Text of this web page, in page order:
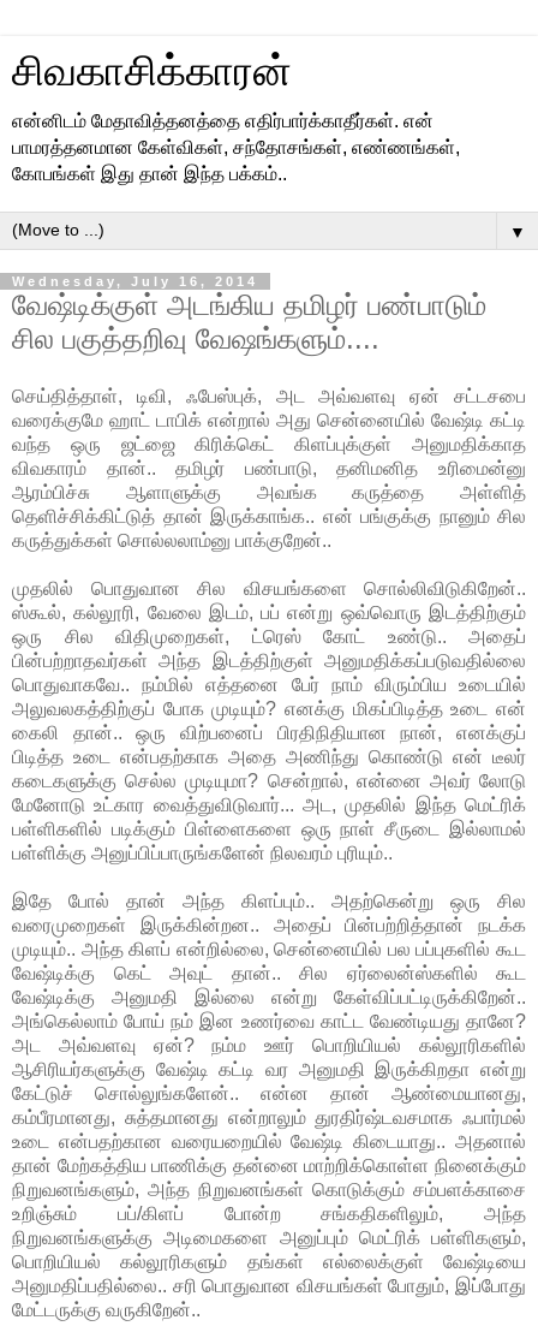
சிவகாசிக்காரன்
என்னிடம் மேதாவித்தனத்தை எதிர்பார்க்காதீர்கள். என்
பாமரத்தனமான கேள்விகள், சந்தோசங்கள், எண்ணங்கள்,
கோபங்கள் இது தான் இந்த பக்கம்..
▼
Wednesday, July 16, 2014
வேஷ்டிக்குள் அடங்கிய தமிழர் பண்பாடும்
சில பகுத்தறிவு வேஷங்களும்....
செய்தித்தாள், டிவி, ஃபேஸ்புக், அட அவ்வளவு ஏன் சட்டசபை
வரைக்குமே ஹாட் டாபிக் என்றால் அது சென்னையில் வேஷ்டி கட்டி
வந்த ஒரு ஜட்ஜை கிரிக்கெட் கிளப்புக்குள் அனுமதிக்காத
விவகாரம் தான்.. தமிழர் பண்பாடு, தனிமனித உரிமைன்னு
ஆரம்பிச்சு ஆளாளுக்கு அவங்க கருத்தை அள்ளித்
தெளிச்சிக்கிட்டுத் தான் இருக்காங்க.. என் பங்குக்கு நானும் சில
கருத்துக்கள் சொல்லலாம்னு பாக்குறேன்..
முதலில் பொதுவான சில விசயங்களை சொல்லிவிடுகிறேன்..
ஸ்கூல், கல்லூரி, வேலை இடம், பப் என்று ஒவ்வொரு இடத்திற்கும்
ஒரு சில விதிமுறைகள், ட்ரெஸ் கோட் உண்டு.. அதைப்
பின்பற்றாதவர்கள் அந்த இடத்திற்குள் அனுமதிக்கப்படுவதில்லை
பொதுவாகவே.. நம்மில் எத்தனை பேர் நாம் விரும்பிய உடையில்
அலுவலகத்திற்குப் போக முடியும்? எனக்கு மிகப்பிடித்த உடை என்
கைலி தான்.. ஒரு விற்பனைப் பிரதிநிதியான நான், எனக்குப்
பிடித்த உடை என்பதற்காக அதை அணிந்து கொண்டு என் டீலர்
கடைகளுக்கு செல்ல முடியுமா? சென்றால், என்னை அவர் லோடு
மேனோடு உட்கார வைத்துவிடுவார்... அட, முதலில் இந்த மெட்ரிக்
பள்ளிகளில் படிக்கும் பிள்ளைகளை ஒரு நாள் சீருடை இல்லாமல்
பள்ளிக்கு அனுப்பிப்பாருங்களேன் நிலவரம் புரியும்..
இதே போல் தான் அந்த கிளப்பும்.. அதற்கென்று ஒரு சில
வரைமுறைகள் இருக்கின்றன.. அதைப் பின்பற்றித்தான் நடக்க
முடியும்.. அந்த கிளப் என்றில்லை, சென்னையில் பல பப்புகளில் கூட
வேஷ்டிக்கு கெட் அவுட் தான்.. சில ஏர்லைன்ஸ்களில் கூட
வேஷ்டிக்கு அனுமதி இல்லை என்று கேள்விப்பட்டிருக்கிறேன்..
அங்கெல்லாம் போய் நம் இன உணர்வை காட்ட வேண்டியது தானே?
அட அவ்வளவு ஏன்? நம்ம ஊர் பொறியியல் கல்லூரிகளில்
ஆசிரியர்களுக்கு வேஷ்டி கட்டி வர அனுமதி இருக்கிறதா என்று
கேட்டுச் சொல்லுங்களேன்.. என்ன தான் ஆண்மையானது,
கம்பீரமானது, சுத்தமானது என்றாலும் துரதிர்ஷ்டவசமாக ஃபார்மல்
உடை என்பதற்கான வரையறையில் வேஷ்டி கிடையாது.. அதனால்
தான் மேற்கத்திய பாணிக்கு தன்னை மாற்றிக்கொள்ள நினைக்கும்
நிறுவனங்களும், அந்த நிறுவனங்கள் கொடுக்கும் சம்பளக்காசை
உறிஞ்சும் பப்/கிளப் போன்ற சங்கதிகளிலும், அந்த
நிறுவனங்களுக்கு அடிமைகளை அனுப்பும் மெட்ரிக் பள்ளிகளும்,
பொறியியல் கல்லூரிகளும் தங்கள் எல்லைக்குள் வேஷ்டியை
அனுமதிப்பதில்லை.. சரி பொதுவான விசயங்கள் போதும், இப்போது
மேட்டருக்கு வருகிறேன்..